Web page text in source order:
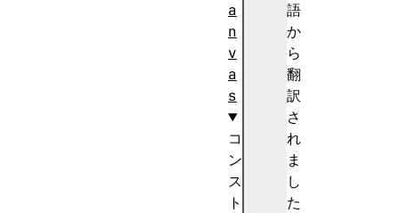
語
か
ら
翻
訳
さ
れ
ま
し
た
a
n
v
a
s
コ
ン
ス
ト